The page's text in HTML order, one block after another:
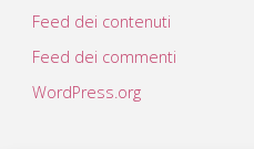
Feed dei contenuti
Feed dei commenti
WordPress.org